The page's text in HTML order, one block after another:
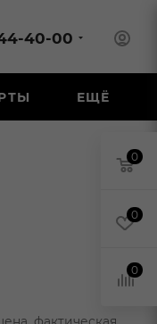
40-00
ЕЩЁ
0
0
0